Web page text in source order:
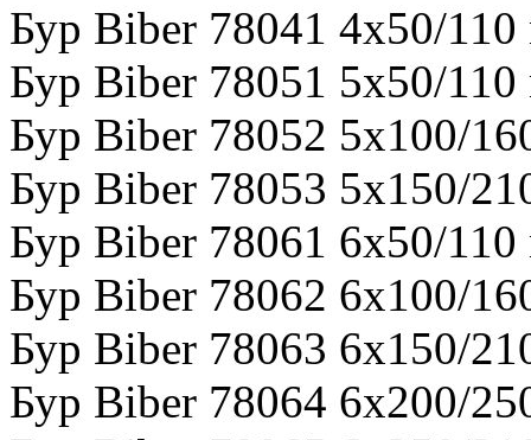
Бур Biber 78041 4х50/
Бур Biber 78051 5х50/
Бур Biber 78052 5х100/
Бур Biber 78053 5х150/
Бур Biber 78061 6х50/
Бур Biber 78062 6х100/
Бур Biber 78063 6х150/
Бур Biber 78064 6х200/